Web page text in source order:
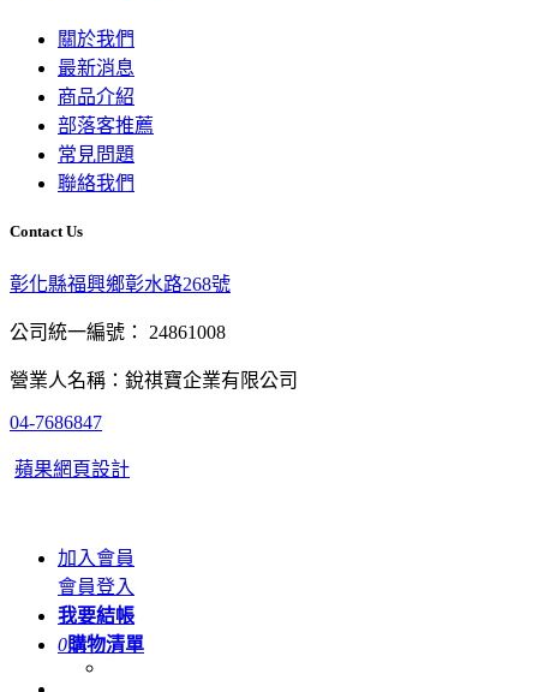
關於我們
最新消息
商品介紹
部落客推薦
常見問題
聯絡我們
Contact Us
彰化縣福興鄉彰水路268號
公司統一編號： 24861008
營業人名稱：銳祺寶企業有限公司
04-7686847
蘋果網頁設計
加入會員
會員登入
我要結帳
0購物清單